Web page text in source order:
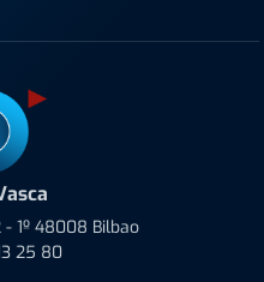
1º 48008 Bilbao
25 80